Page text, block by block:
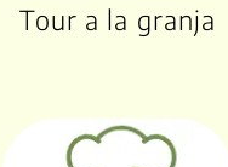
Tour a la granja